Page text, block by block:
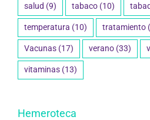
salud (9) tabaco (10)
temperatura (10) tratamiento
Vacunas (17) verano (33)
vitaminas (13)
Hemeroteca